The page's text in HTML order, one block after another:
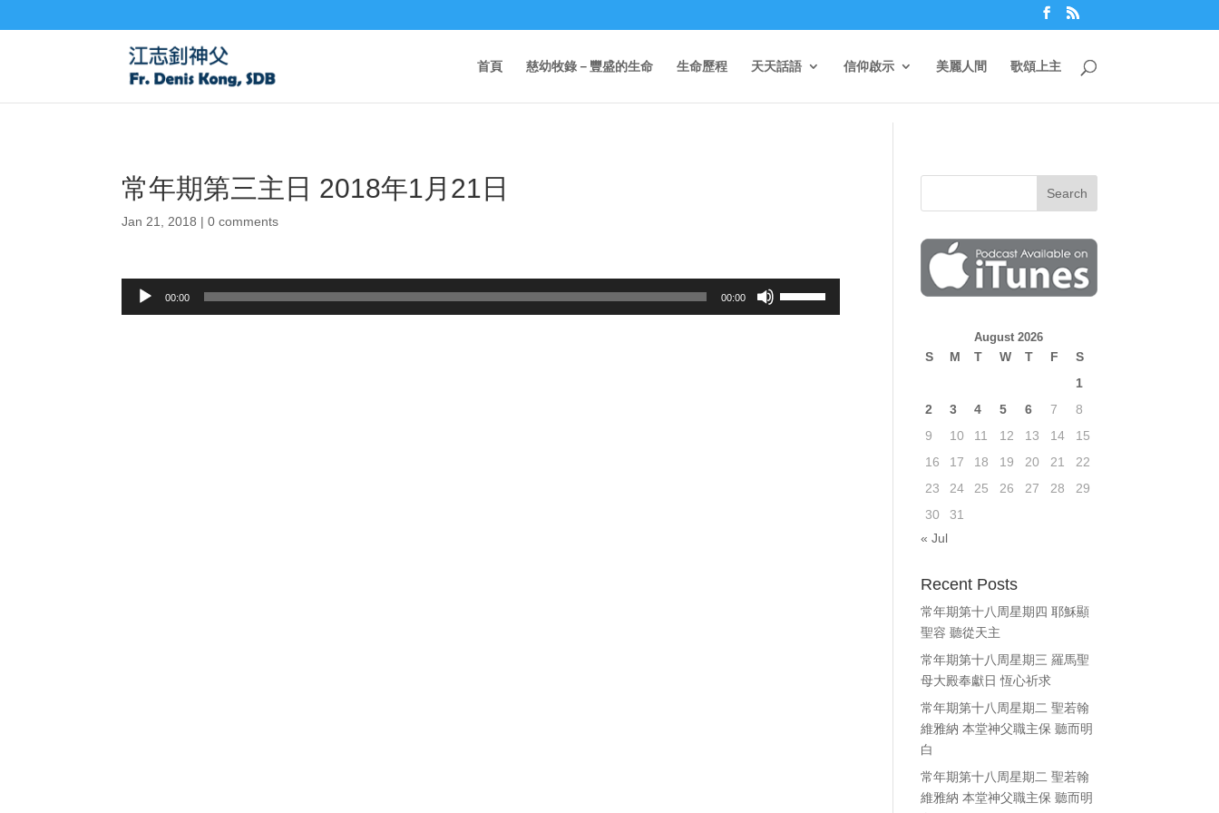
首頁 慈幼牧錄－豐盛的生命 生命歷程 天天話語 信仰啟示 美麗人間 歌頌上主
常年期第三主日 2018年1月21日
Jan 21, 2018 |0 comments
Audio
00:00 00:00
August 2026
S M T W T F
S
1
2
3 4 5 6 7
8
9
10 11 12 13 14
15
16
17 18 19 20 21
22
23
24 25 26 27 28
29
30
31
« Jul
Recent Posts
常年期第十八周星期四 耶穌顯
聖容 聽從天主
常年期第十八周星期三 羅馬聖
母大殿奉獻日 恆心祈求
常年期第十八周星期二 聖若翰
維雅納 本堂神父職主保 聽而明
白
常年期第十八周星期二 聖若翰
維雅納 本堂神父職主保 聽而明